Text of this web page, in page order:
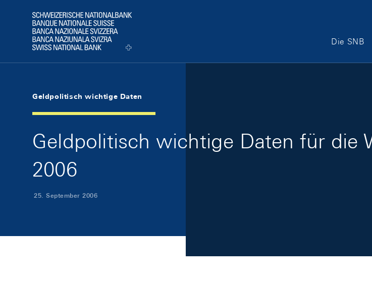
Logo
Die SNB
Geldpolitisch wichtige Daten
Geldpolitisch wichtige Daten für die
2006
25. September 2006